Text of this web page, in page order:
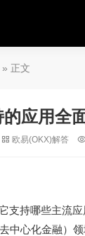
» 正文
的应用全
欧易(OKX)解答
支持哪些主流应
中心化金融）